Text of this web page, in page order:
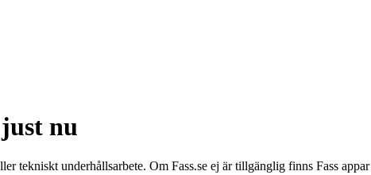
nu
tekniskt underhållsarbete. Om Fass.se ej är tillgänglig finns Fass